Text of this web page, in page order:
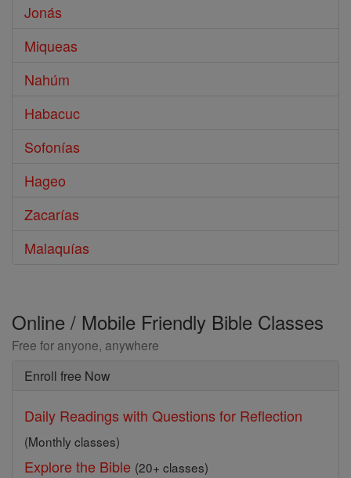
Jonás
Miqueas
Nahúm
Habacuc
Sofonías
Hageo
Zacarías
Malaquías
Online / Mobile Friendly Bible Classes
Free for anyone, anywhere
Enroll free Now
Daily Readings with Questions for Reflection
(Monthly classes)
Explore the Bible (20+ classes)